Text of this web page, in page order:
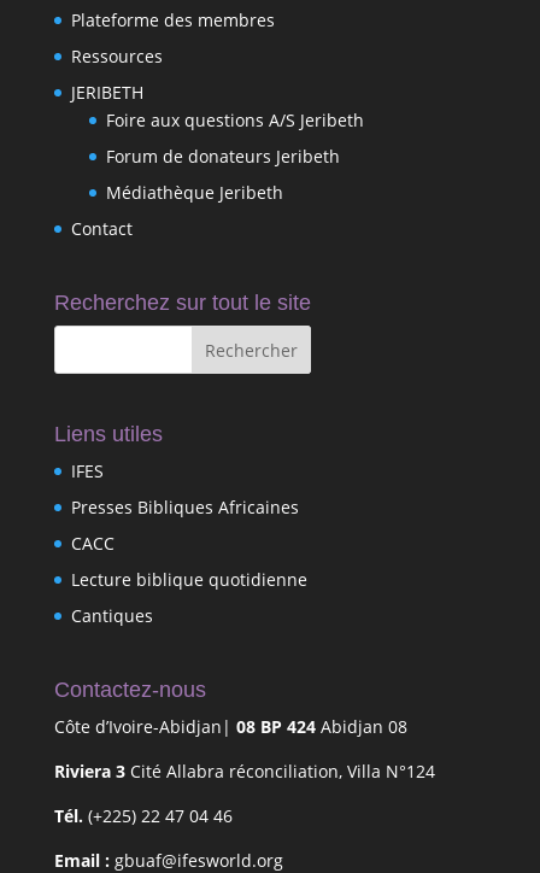
Plateforme des membres
Ressources
JERIBETH
Foire aux questions A/S Jeribeth
Forum de donateurs Jeribeth
Médiathèque Jeribeth
Contact
Recherchez sur tout le site
Liens utiles
IFES
Presses Bibliques Africaines
CACC
Lecture biblique quotidienne
Cantiques
Contactez-nous
Côte d’Ivoire-Abidjan| 08 BP 424Abidjan 08
Riviera 3Cité Allabra réconciliation, Villa N°124
Tél. (+225) 22 47 04 46
Email : gbuaf@ifesworld.org